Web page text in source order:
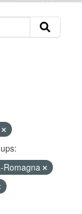
Romagna